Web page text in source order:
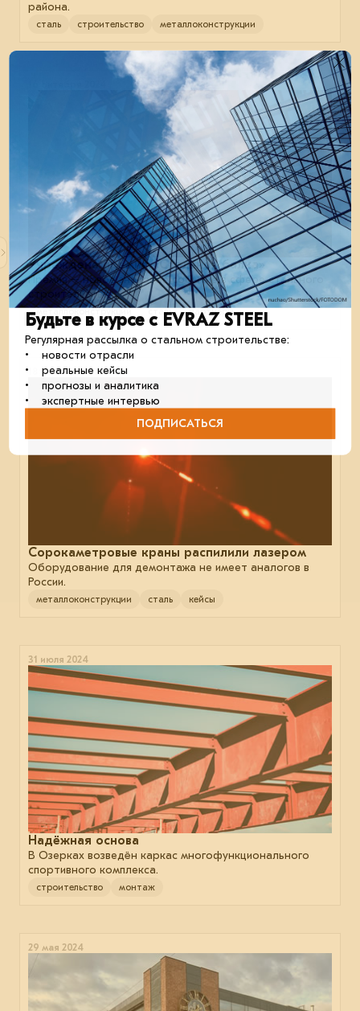
района.
сталь строительство металлоконструкции
Учреждена премия «Стальная балка»
Премия – новое знаковое событие в сфере стального
строительства.
металлоконструкции сталь партнёры
18 сентября 2024
Сорокаметровые краны распилили лазером
Оборудование для демонтажа не имеет аналогов в
России.
металлоконструкции сталь кейсы
31 июля 2024
Надёжная основа
В Озерках возведён каркас многофункционального
спортивного комплекса.
строительство монтаж
29 мая 2024
Будьте в курсе с EVRAZ STEEL
Регулярная рассылка о стальном строительстве:
• новости отрасли
• реальные кейсы
• прогнозы и аналитика
• экспертные интервью
ПОДПИСАТЬСЯ